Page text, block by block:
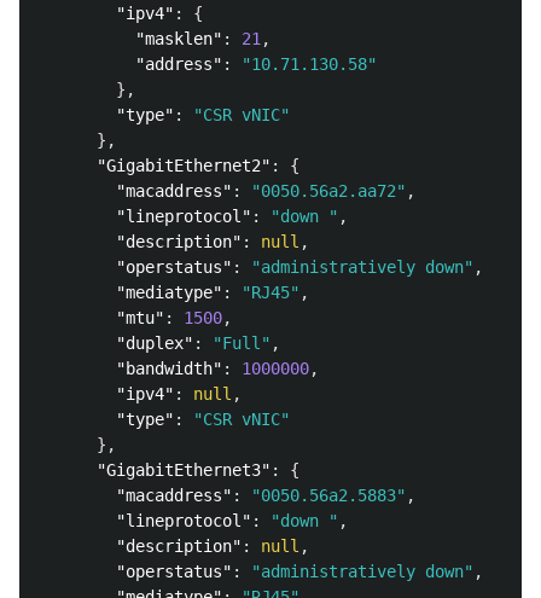
"ipv4" :
{
"masklen" : 21 ,
"address" :
"10.71.130.58"
},
"type" :
"CSR vNIC"
},
"GigabitEthernet2" :
{
"macaddress" : "0050.56a2.aa72" ,
"lineprotocol" : "down " ,
"description" : null ,
"operstatus" : "administratively down" ,
"mediatype" : "RJ45" ,
"mtu" : 1500,
"duplex" : "Full" ,
"bandwidth" : 1000000,
"ipv4" : null ,
"type" :
"CSR vNIC"
},
"GigabitEthernet3" :
{
"macaddress" : "0050.56a2.5883" ,
"lineprotocol" : "down " ,
"description" : null ,
"operstatus" : "administratively down" ,